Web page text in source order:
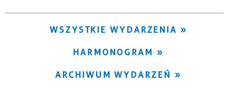
WSZYSTKIE WYDARZENIA
HARMONOGRAM
ARCHIWUM WYDARZEŃ